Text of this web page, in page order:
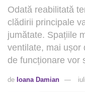
Odată reabilitată
clădirii principale
jumătate. Spațiile
ventilate, mai ușor
de funcționare vor
de Ioana Damian